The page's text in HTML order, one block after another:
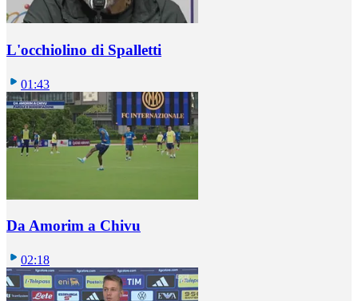
L'occhiolino di Spalletti
01:43
Da Amorim a Chivu
02:18